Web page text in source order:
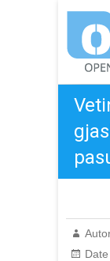
content
Date